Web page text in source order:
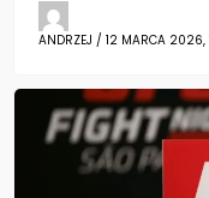
ANDRZEJ / 12 MARCA 2026,